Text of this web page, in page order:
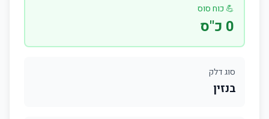
💪 כוח סוס
0 כ"ס
סוג דלק
בנזין